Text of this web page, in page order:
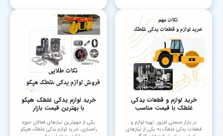
خرید لوازم و قطعات یدکی
غلطک با قیمت مناسب
در بازار صنعتی امروز، تهیه لوازم و
قطعات یدکی غلطک به یکی از نیازهای
خرید لوازم یدکی غلطک هپکو
با بهترین قیمت بازار
یکی از مهم‌ترین نیازهای فعالان حوزه
راه‌سازی، خرید لوازم یدکی غلطک هپکو